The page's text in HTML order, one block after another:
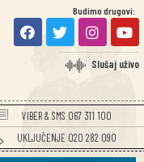
Budimo drugovi:
Slušaj uživo
VIBER & SMS 067 311 100
UKLJUČENJE 020 282 090